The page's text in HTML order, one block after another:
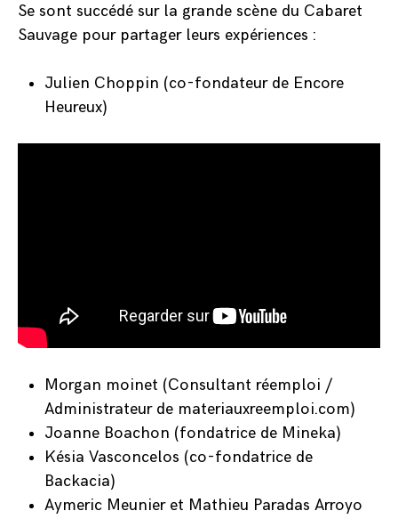
Se sont succédé sur la grande scène du Cabaret
Sauvage pour partager leurs expériences :
Julien Choppin (co-fondateur de Encore
Heureux)
Morgan moinet (Consultant réemploi /
Administrateur de materiauxreemploi.com)
Joanne Boachon (fondatrice de Mineka)
Késia Vasconcelos (co-fondatrice de
Backacia)
Aymeric Meunier et Mathieu Paradas Arroyo